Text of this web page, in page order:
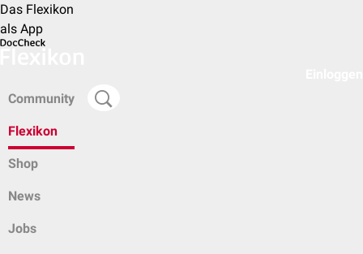
Das Flexikon
als App
Community
Flexikon
Shop
News
Jobs